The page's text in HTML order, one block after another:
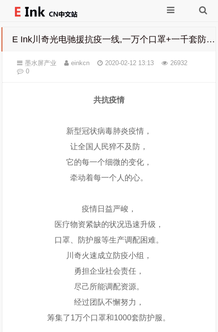
E Ink川奇光电驰援抗疫一线,一万个口罩+一千套防护服！
墨水屏产业 einkcn 2020-02-12 13:13
26932
0
共抗疫情
新型冠状病毒肺炎疫情，
让全国人民猝不及防，
它的每一个细微的变化，
牵动着每一个人的心。
疫情日益严峻，
医疗物资紧缺的状况迅速升级，
口罩、防护服等生产调配困难。
川奇火速成立防疫小组，
勇担企业社会责任，
尽己所能调配资源。
经过团队不懈努力，
筹集了1万个口罩和1000套防护服。